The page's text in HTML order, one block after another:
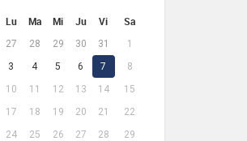
Lu Ma Mi Ju Vi Sa
27 28 29 30 31
1
3 4 5 6 7
8
10 11 12 13 14
15
17 18 19 20 21
22
24 25 26 27 28
29